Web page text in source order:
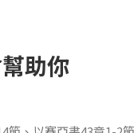
助你